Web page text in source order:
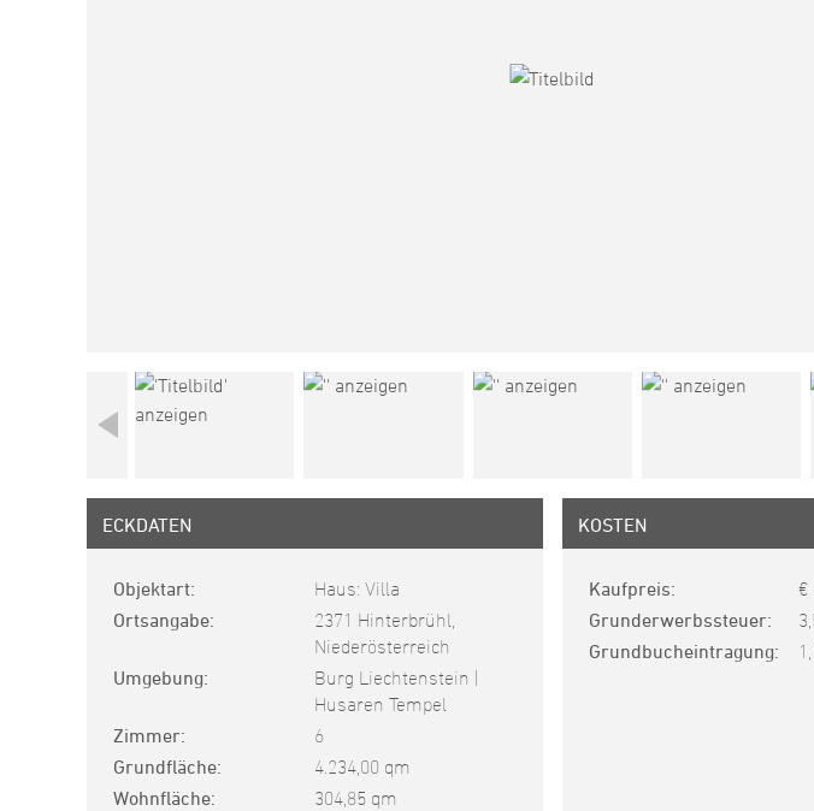
ECKDATEN
Objektart
Haus: Villa
Ortsangabe
2371 Hinterbrühl,
Niederösterreich
Umgebung
Burg Liechtenstein |
Husaren Tempel
Zimmer
6
Grundfläche
4.234,00 qm
Wohnfläche
304,85 qm
KOSTEN
Kaufpreis
€
Grunderwerbssteuer
Grundbucheintragung